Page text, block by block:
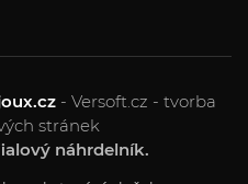
- Versoft.cz - tvorba
stránek
náhrdelník.